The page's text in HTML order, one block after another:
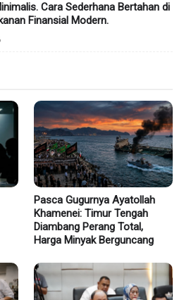
Cara Sederhana Bertahan di
Finansial Modern.
Pasca Gugurnya Ayatollah
Khamenei: Timur Tengah
Diambang Perang Total,
Harga Minyak Berguncang